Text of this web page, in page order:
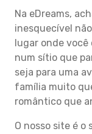
Na eDreams,
inesquecível
lugar onde você
num sítio que
seja para uma
família muito
romântico que
O nosso site é o